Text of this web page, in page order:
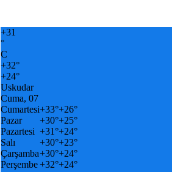
+31
°
C
+32°
+24°
Uskudar
Cuma, 07
Cumartesi+33°+26°
Pazar
+30°+25°
Pazartesi +31°+24°
Salı
+30°+23°
Çarşamba+30°+24°
Perşembe+32°+24°